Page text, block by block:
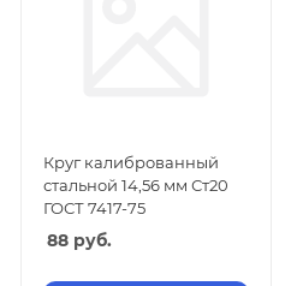
Круг калиброванный
стальной 14,56 мм Ст20
ГОСТ 7417-75
88 руб.